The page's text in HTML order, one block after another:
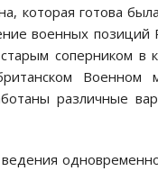
которая готова
военных
соперником в
Военном
различные